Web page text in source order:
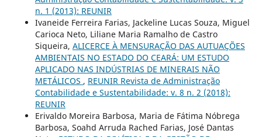
n. 1 (2013): REUNIR
Ivaneide Ferreira Farias, Jackeline Lucas Souza, Miguel
Carioca Neto, Liliane Maria Ramalho de Castro
Siqueira, ALICERCE À MENSURAÇÃO DAS AUTUAÇÕES
AMBIENTAIS NO ESTADO DO CEARÁ: UM ESTUDO
APLICADO NAS INDÚSTRIAS DE MINERAIS NÃO
METÁLICOS , REUNIR Revista de Administração
Contabilidade e Sustentabilidade: v. 8 n. 2 (2018):
REUNIR
Erivaldo Moreira Barbosa, Maria de Fátima Nóbrega
Barbosa, Soahd Arruda Rached Farias, José Dantas